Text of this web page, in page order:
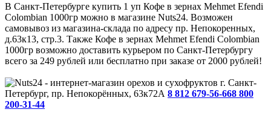
В Санкт-Петербурге купить 1 уп Кофе в зернах Mehmet Efendi
Colombian 1000гр можно в магазине Nuts24. Возможен
самовывоз из магазина-склада по адресу пр. Непокоренных,
д.63к13, стр.3. Также Кофе в зернах Mehmet Efendi Colombian
1000гр возможно доставить курьером по Санкт-Петербургу
всего за 249 рублей или бесплатно при заказе от 2000 рублей!
г. Санкт-
Петербург, пр. Непокорённых, 63к72А 8 812 679-56-668 800
200-31-44